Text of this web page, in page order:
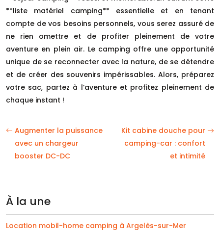
**liste matériel camping** essentielle et en tenant
compte de vos besoins personnels, vous serez assuré de
ne rien omettre et de profiter pleinement de votre
aventure en plein air. Le camping offre une opportunité
unique de se reconnecter avec la nature, de se détendre
et de créer des souvenirs impérissables. Alors, préparez
votre sac, partez à l’aventure et profitez pleinement de
chaque instant !
Augmenter la puissance
avec un chargeur
booster DC-DC
Kit cabine douche pour
camping-car : confort
et intimité
À la une
Location mobil-home camping à Argelès-sur-Mer